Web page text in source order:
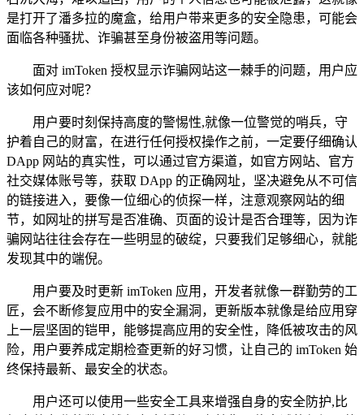
是打开了潘多拉的魔盒，给用户带来更多的安全隐患，可能会
面临各种骚扰、诈骗甚至身份被盗用等问题。
面对 imToken 授权显示诈骗网站这一棘手的问题，用户应
该如何应对呢？
用户要时刻保持高度的警惕性,就像一位警觉的哨兵，守
护着自己的财富，在进行任何授权操作之前，一定要仔细确认
DApp 网站的真实性，可以通过官方渠道，如官方网站、官方
社交媒体账号等，获取 DApp 的正确网址，坚决避免从不可信
的链接进入，要像一位细心的侦探一样，注意观察网站的细
节，如网址的拼写是否准确、页面的设计是否合理等，因为诈
骗网站往往会存在一些明显的破绽，只要我们足够细心，就能
发现其中的端倪。
用户要及时更新 imToken 应用，开发者就像一群勤劳的工
匠，会不断修复应用中的安全漏洞，更新版本就像是给应用穿
上一层坚固的铠甲，能够提高应用的安全性，降低被攻击的风
险，用户要养成定期检查更新的好习惯，让自己的 imToken 始
终保持最新、最安全的状态。
用户还可以使用一些安全工具来增强自身的安全防护,比